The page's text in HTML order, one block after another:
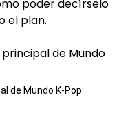
poder decírselo
el plan.
de Mundo K-Pop: